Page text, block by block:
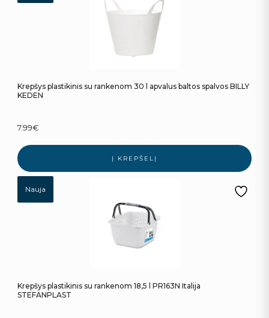
Krepšys plastikinis su rankenom 30 l apvalus baltos spalvos BILLY
KEDEN
7.99€
Į KREPŠELĮ
Nauja
Krepšys plastikinis su rankenom 18,5 l PR163N Italija
STEFANPLAST